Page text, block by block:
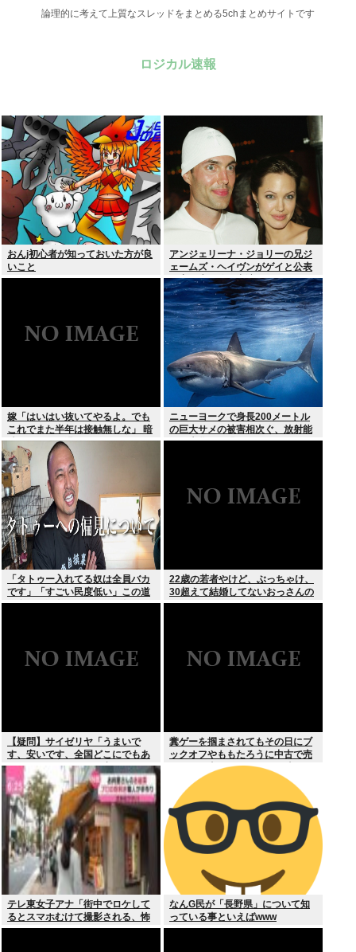
論理的に考えて上質なスレッドをまとめる5chまとめサイトです
ロジカル速報
おんj初心者が知っておいた方が良
いこと
アンジェリーナ・ジョリーの兄ジ
ェームズ・ヘイヴンがゲイと公表
元妻の生配信に出演しカミングア
ウト ヤフコメ「顔見ればわかる」
嫁「はいはい抜いてやるよ。でも
これでまた半年は接触無しな」 暗
黙のこれツラ過ぎるだろ
ニューヨークで身長200メートル
の巨大サメの被害相次ぐ、放射能
で巨大化した恐れ、Yahooニュー
「タトゥー入れてる奴は全員バカ
です」「すごい民度低い」この道
23年の彫り師YouTuberの動画が
22歳の若者やけど、ぶっちゃけ、
30超えて結婚してないおっさんの
こと見下してる
【疑問】サイゼリヤ「うまいで
す、安いです、全国どこにでもあ
ります」←こいつの弱点
糞ゲーを掴まされてもその日にブ
ックオフやももたろうに中古で売
りつける事ができなくなる時代に
テレ東女子アナ「街中でロケして
るとスマホむけて撮影される、怖
いからやめてね」
なんG民が「長野県」について知
っている事といえばwww